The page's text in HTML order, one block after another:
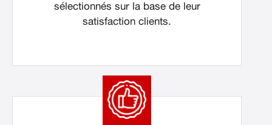
sélectionnés sur la base de leur
satisfaction clients.